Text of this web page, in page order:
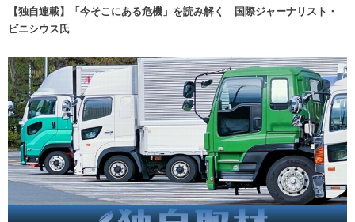
【独自連載】「今そこにある危機」を読み解く 国際ジャーナリスト・
ビニシウス氏